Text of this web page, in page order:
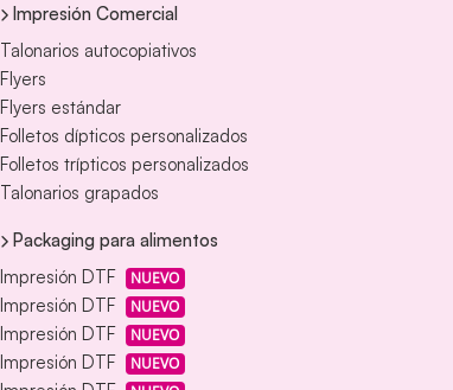
Impresión Comercial
Talonarios autocopiativos
Flyers
Flyers estándar
Folletos dípticos personalizados
Folletos trípticos personalizados
Talonarios grapados
Packaging para alimentos
Impresión DTF
NUEVO
Impresión DTF NUEVO
Impresión DTF NUEVO
Impresión DTF NUEVO